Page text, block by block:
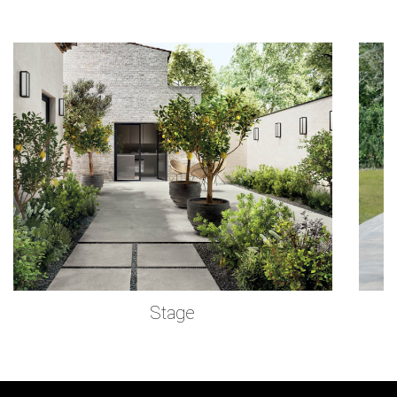
Stage
© 2026 Stenbutiken